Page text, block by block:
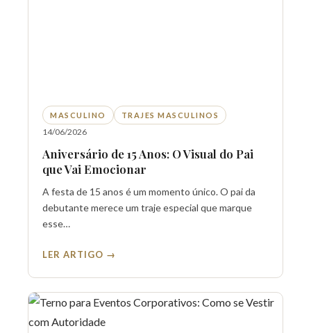
MASCULINO TRAJES MASCULINOS
14/06/2026
Aniversário de 15 Anos: O Visual do Pai
que Vai Emocionar
A festa de 15 anos é um momento único. O pai da
debutante merece um traje especial que marque
esse…
LER ARTIGO →